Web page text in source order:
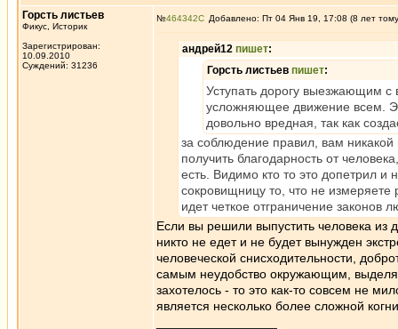
Горсть листьев
Фикус, Историк
Зарегистрирован:
10.09.2010
Суждений: 31236
№464342 Добавлено: Пт 04 Янв 19, 17:08 (8 лет
андрей12 пишет:
Горсть листьев пишет:
Уступать дорогу выезжающим с
усложняющее движение всем.
довольно вредная, так как
за соблюдение правил, вам
получить благодарность от
есть. Видимо кто то это допетрил и
сокровищницу то, что не измеряете
идет четкое отграничение
Если вы решили выпустить человека из
никто не едет и не будет вынужден
человеческой снисходительности,
самым неудобство окружающим,
захотелось - то это как-то совсем не
является несколько более сложной